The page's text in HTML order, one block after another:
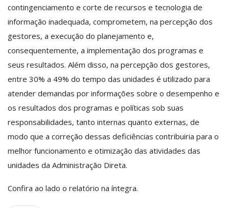
contingenciamento e corte de recursos e tecnologia de
informação inadequada, comprometem, na percepção dos
gestores, a execução do planejamento e,
consequentemente, a implementação dos programas e
seus resultados. Além disso, na percepção dos gestores,
entre 30% a 49% do tempo das unidades é utilizado para
atender demandas por informações sobre o desempenho e
os resultados dos programas e políticas sob suas
responsabilidades, tanto internas quanto externas, de
modo que a correção dessas deficiências contribuiria para o
melhor funcionamento e otimização das atividades das
unidades da Administração Direta.
Confira ao lado o relatório na íntegra.